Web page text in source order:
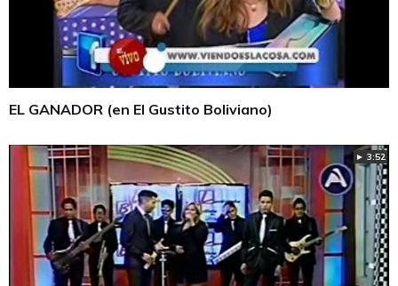
EL GANADOR (en El Gustito Boliviano)
► 3:52